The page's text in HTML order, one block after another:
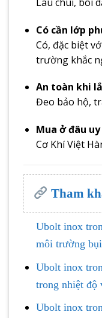
Có cần lớp
Có, đặc biệt
trường khắc
An toàn khi
Đeo bảo hộ,
Mua ở đâu
Cơ Khí Việt
Tham
Ubolt inox
môi trường
Ubolt inox
trong nhiệt độ
Ubolt inox